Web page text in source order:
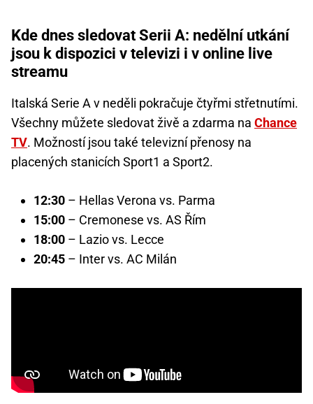
Kde dnes sledovat Serii A: nedělní utkání
jsou k dispozici v televizi i v online live
streamu
Italská Serie A v neděli pokračuje čtyřmi střetnutími.
Všechny můžete sledovat živě a zdarma na Chance
TV. Možností jsou také televizní přenosy na
placených stanicích Sport1 a Sport2.
12:30 – Hellas Verona vs. Parma
15:00 – Cremonese vs. AS Řím
18:00 – Lazio vs. Lecce
20:45 – Inter vs. AC Milán